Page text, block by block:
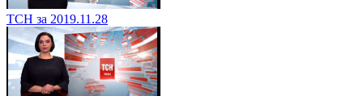
ТСН за 2019.11.28